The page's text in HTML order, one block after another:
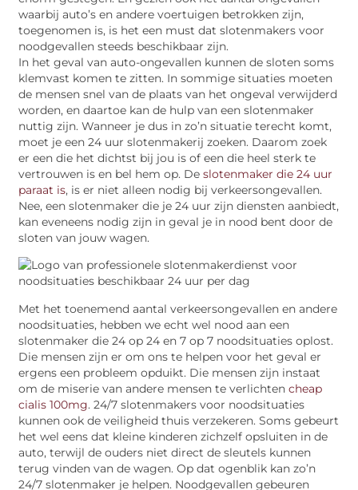
waarbij auto’s en andere voertuigen betrokken zijn,
toegenomen is, is het een must dat slotenmakers voor
noodgevallen steeds beschikbaar zijn.
In het geval van auto-ongevallen kunnen de sloten soms
klemvast komen te zitten. In sommige situaties moeten
de mensen snel van de plaats van het ongeval verwijderd
worden, en daartoe kan de hulp van een slotenmaker
nuttig zijn. Wanneer je dus in zo’n situatie terecht komt,
moet je een 24 uur slotenmakerij zoeken. Daarom zoek
er een die het dichtst bij jou is of een die heel sterk te
vertrouwen is en bel hem op. Deslotenmaker die 24 uur
paraat is, is er niet alleen nodig bij verkeersongevallen.
Nee, een slotenmaker die je 24 uur zijn diensten aanbiedt,
kan eveneens nodig zijn in geval je in nood bent door de
sloten van jouw wagen.
Met het toenemend aantal verkeersongevallen en andere
noodsituaties, hebben we echt wel nood aan een
slotenmaker die 24 op 24 en 7 op 7 noodsituaties oplost.
Die mensen zijn er om ons te helpen voor het geval er
ergens een probleem opduikt. Die mensen zijn instaat
om de miserie van andere mensen te verlichtencheap
cialis 100mg. 24/7 slotenmakers voor noodsituaties
kunnen ook de veiligheid thuis verzekeren. Soms gebeurt
het wel eens dat kleine kinderen zichzelf opsluiten in de
auto, terwijl de ouders niet direct de sleutels kunnen
terug vinden van de wagen. Op dat ogenblik kan zo’n
24/7 slotenmaker je helpen. Noodgevallen gebeuren